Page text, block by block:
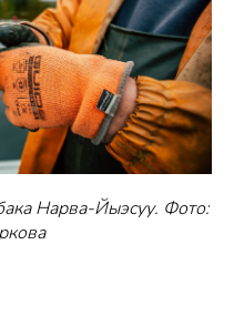
Нарва-Йыэсуу. Фото: